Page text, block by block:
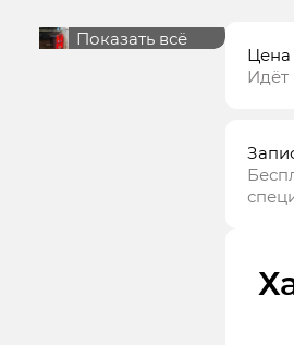
Показать всё
Цена
Идёт